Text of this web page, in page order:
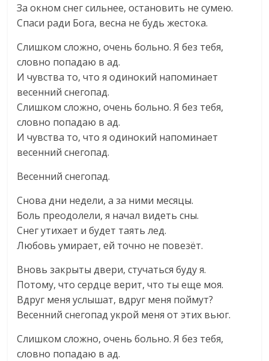
За окном снег сильнее, остановить не сумею.
Спаси ради Бога, весна не будь жестока.
Слишком сложно, очень больно. Я без тебя,
словно попадаю в ад.
И чувства то, что я одинокий напоминает
весенний снегопад.
Слишком сложно, очень больно. Я без тебя,
словно попадаю в ад.
И чувства то, что я одинокий напоминает
весенний снегопад.
Весенний снегопад.
Снова дни недели, а за ними месяцы.
Боль преодолели, я начал видеть сны.
Снег утихает и будет таять лед.
Любовь умирает, ей точно не повезёт.
Вновь закрыты двери, стучаться буду я.
Потому, что сердце верит, что ты еще моя.
Вдруг меня услышат, вдруг меня поймут?
Весенний снегопад укрой меня от этих вьюг.
Слишком сложно, очень больно. Я без тебя,
словно попадаю в ад.